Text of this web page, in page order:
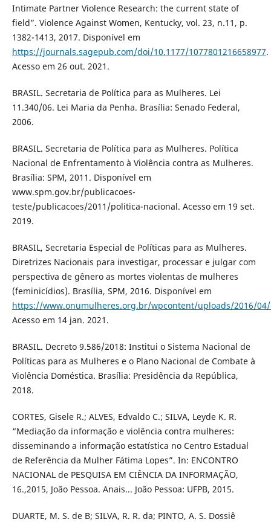
Intimate Partner Violence Research: the current state of
field”. Violence Against Women, Kentucky, vol. 23, n.11, p.
1382-1413, 2017. Disponível em
https://journals.sagepub.com/doi/10.1177/1077801216658977.
Acesso em 26 out. 2021.
BRASIL. Secretaria de Política para as Mulheres. Lei
11.340/06. Lei Maria da Penha. Brasília: Senado Federal,
2006.
BRASIL. Secretaria de Política para as Mulheres. Política
Nacional de Enfrentamento à Violência contra as Mulheres.
Brasília: SPM, 2011. Disponível em
www.spm.gov.br/publicacoes-
teste/publicacoes/2011/politica-nacional. Acesso em 19 set.
2019.
BRASIL, Secretaria Especial de Políticas para as Mulheres.
Diretrizes Nacionais para investigar, processar e julgar com
perspectiva de gênero as mortes violentas de mulheres
(feminicídios). Brasília, SPM, 2016. Disponível em
https://www.onumulheres.org.br/wpcontent/uploads/2016/
Acesso em 14 jan. 2021.
BRASIL. Decreto 9.586/2018: Institui o Sistema Nacional de
Políticas para as Mulheres e o Plano Nacional de Combate à
Violência Doméstica. Brasília: Presidência da República,
2018.
CORTES, Gisele R.; ALVES, Edvaldo C.; SILVA, Leyde K. R.
“Mediação da informação e violência contra mulheres:
disseminando a informação estatística no Centro Estadual
de Referência da Mulher Fátima Lopes”. In: ENCONTRO
NACIONAL de PESQUISA EM CIÊNCIA DA INFORMAÇÃO,
16.,2015, João Pessoa. Anais... João Pessoa: UFPB, 2015.
DUARTE, M. S. de B; SILVA, R. R. da; PINTO, A. S. Dossiê